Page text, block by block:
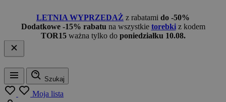
LETNIA WYPRZEDAŻ z rabatami do -50%
Dodatkowe -15% rabatu na wszystkie torebkiz kodem
TOR15 ważna tylko do poniedziałku 10.08.
Menu
Szukaj
Moja lista